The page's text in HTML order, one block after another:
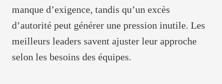
manque d’exigence, tandis qu’un excès
d’autorité peut générer une pression inutile. Les
meilleurs leaders savent ajuster leur approche
selon les besoins des équipes.